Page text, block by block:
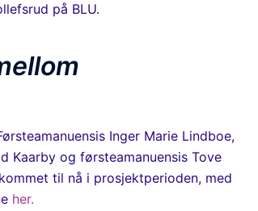
på BLU.
Inger Marie Lindboe,
Kaarby og førsteamanuensis Tove
til nå i prosjektperioden, med
her.